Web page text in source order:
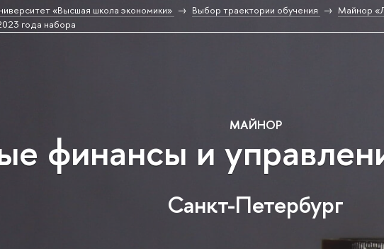
«Высшая школа экономики» Выбор траектории обучения
Майнор
года набора
МАЙНОР
финансы и
Санкт-Петербург